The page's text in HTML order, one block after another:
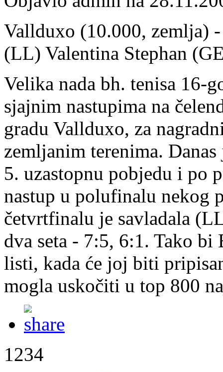
Vallduxo (10.000, zemlja)
(LL) Valentina Stephan
Velika nada bh. tenisa 16-
sjajnim nastupima na
gradu Vallduxo, za
zemljanim terenima.
5. uzastopnu pobjedu i
nastup u polufinalu nekog
četvrtfinalu je savladala
dva seta - 7:5, 6:1. Tako bi
listi, kada će joj biti
mogla uskočiti u top 800
1234